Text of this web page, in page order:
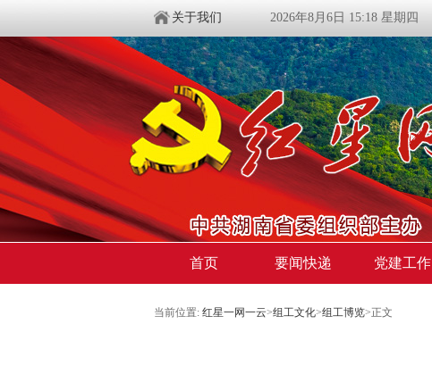
关于我们 2026年8月6日 15:18 星期四
首页 要闻快递 党建工作
当前位置: 红星一网一云>组工文化>组工博览>正文